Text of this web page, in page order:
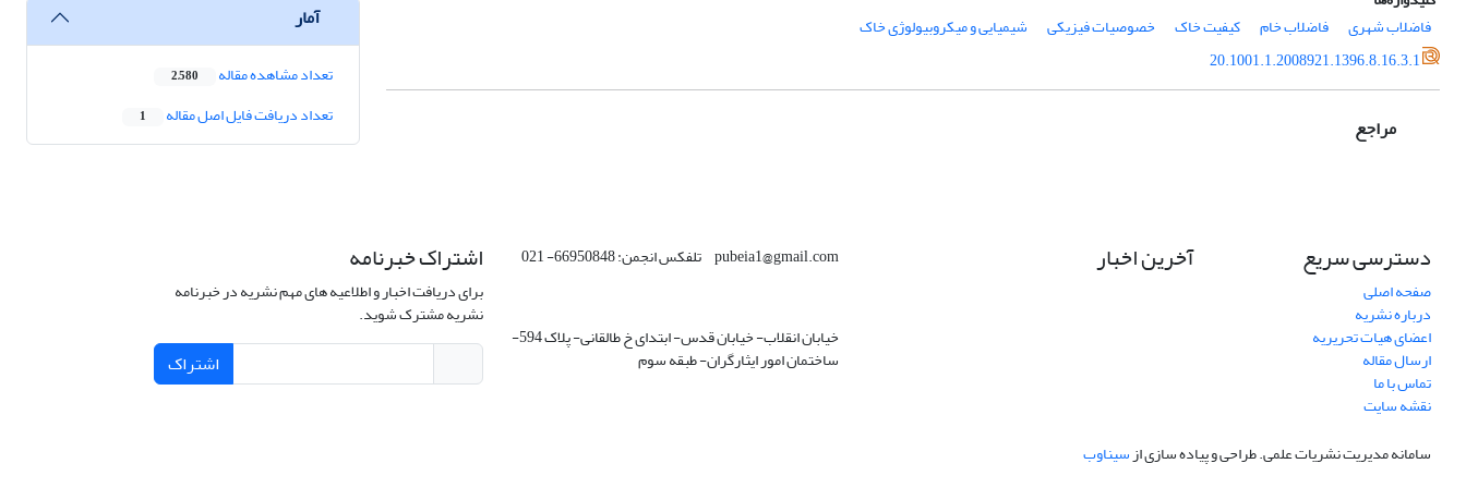
فاضلاب شهری
فاضلاب خام کیفیت خاک خصوصیات فیزیکی
شیمیایی و میکروبیولوژی خاک
20.1001.1.2008921.1396.8.16.3.1
مراجع
آمار
تعداد مشاهده مقاله 2,580
تعداد دریافت فایل اصل مقاله 1
دسترسی سریع
صفحه اصلی
درباره نشریه
اعضای هیات تحریریه
ارسال مقاله
تماس با ما
نقشه سایت
آخرین اخبار pubeia1@gmail.com تلفکس انجمن: 66950848- 021
خیابان انقلاب- خیابان قدس- ابتدای خ طالقانی- پلاک 594-
ساختمان امور ایثارگران- طبقه سوم
اشتراک خبرنامه
برای دریافت اخبار و اطلاعیه های مهم نشریه در خبرنامه
نشریه مشترک شوید.
اشتراک
سامانه مدیریت نشریات علمی.طراحی و پیاده سازی ازسیناوب